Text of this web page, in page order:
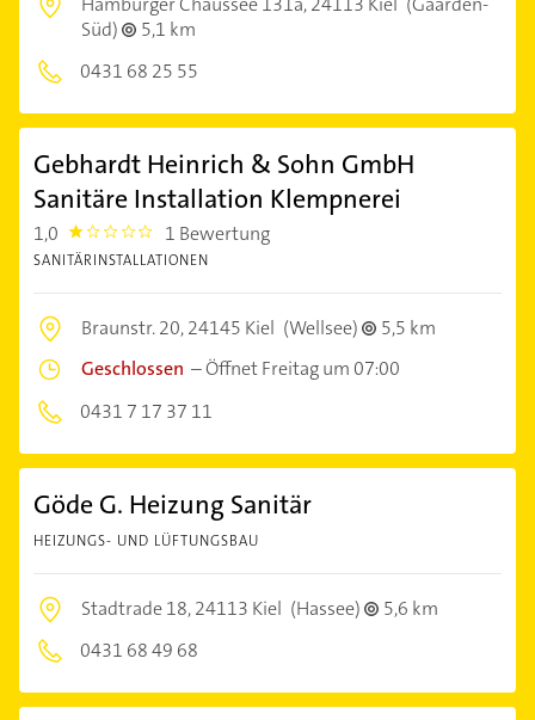
Süd)
5,1 km
0431 68 25 55
Gebhardt Heinrich & Sohn GmbH
Sanitäre Installation Klempnerei
1,0 1.0 1 Bewertung
SANITÄRINSTALLATIONEN
Braunstr. 20,24145 Kiel (Wellsee)
5,5 km
Geschlossen –Öffnet Freitag um 07:00
0431 7 17 37 11
Göde G. Heizung Sanitär
HEIZUNGS- UND LÜFTUNGSBAU
Stadtrade 18,24113 Kiel (Hassee)
5,6 km
0431 68 49 68